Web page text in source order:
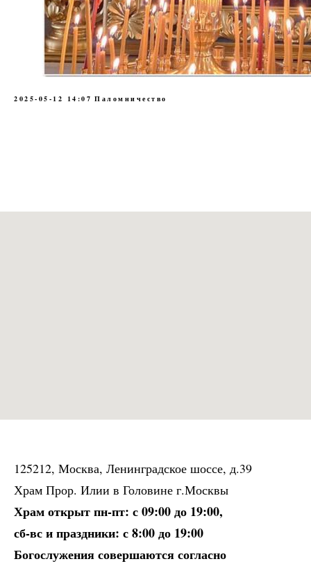
2025-05-12 14:07 Паломничество
125212, Москва, Ленинградское шоссе, д.39
Храм Прор. Илии в Головине г.Москвы
Храм открыт пн-пт: с 09:00 до 19:00,
сб-вс и праздники: с 8:00 до 19:00
Богослужения совершаются согласно